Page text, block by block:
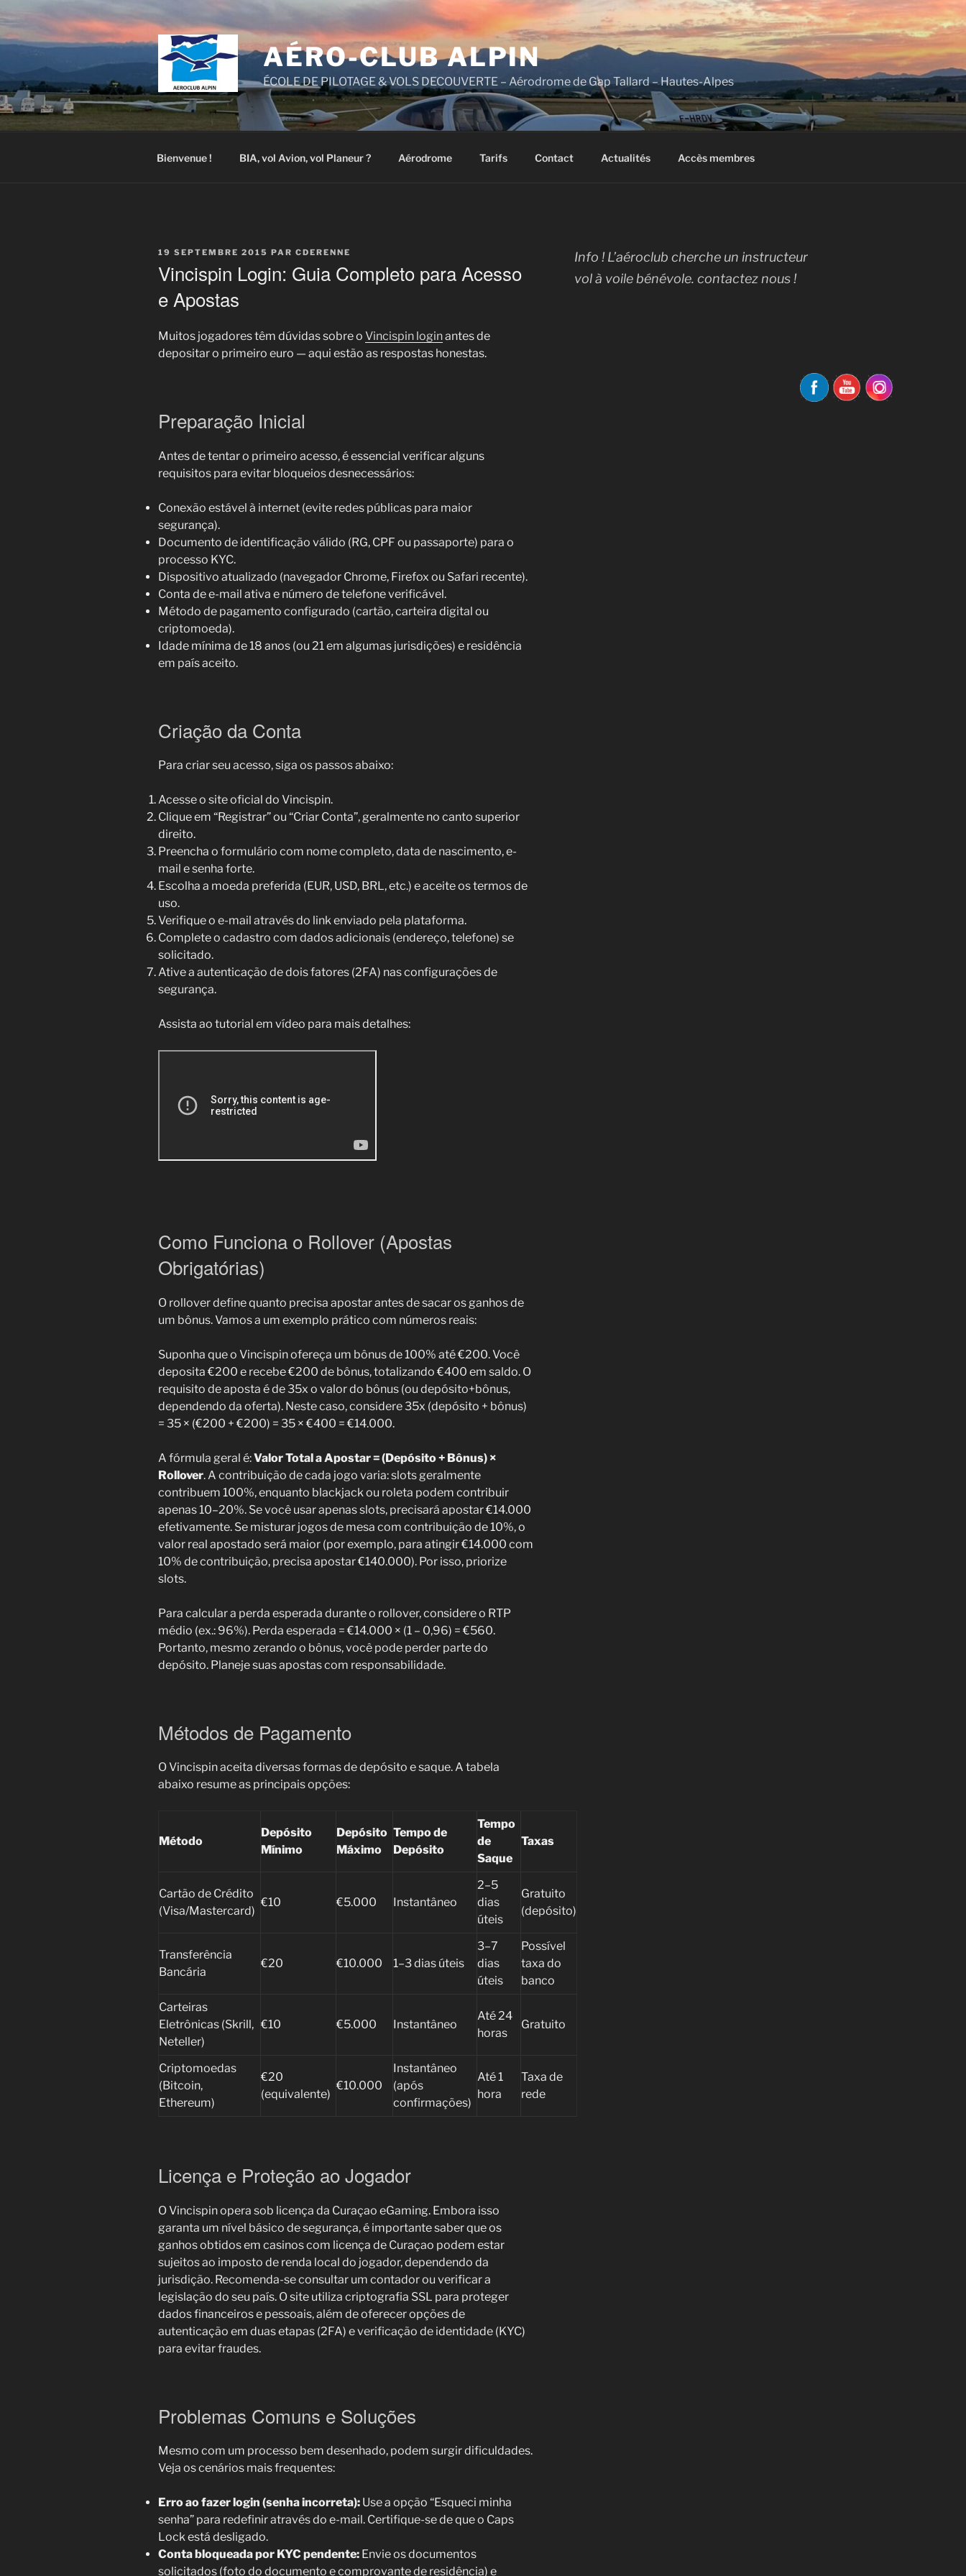
au
contenu
AÉRO-CLUB ALPIN
ÉCOLE DE PILOTAGE & VOLS DECOUVERTE – Aérodrome de Gap Tallard – Hautes-Alpes
Bienvenue ! BIA, vol Avion, vol Planeur ? Aérodrome Tarifs Contact Actualités Accès membres
PUBLIÉ
19 SEPTEMBRE 2015 PAR CDERENNE
Vincispin Login: Guia Completo para Acesso
e Apostas
Muitos jogadores têm dúvidas sobre o Vincispin loginantes de
depositar o primeiro euro — aqui estão as respostas honestas.
Preparação Inicial
Antes de tentar o primeiro acesso, é essencial verificar alguns
requisitos para evitar bloqueios desnecessários:
Conexão estável à internet (evite redes públicas para maior
segurança).
Documento de identificação válido (RG, CPF ou passaporte) para o
processo KYC.
Dispositivo atualizado (navegador Chrome, Firefox ou Safari recente).
Conta de e-mail ativa e número de telefone verificável.
Método de pagamento configurado (cartão, carteira digital ou
criptomoeda).
Idade mínima de 18 anos (ou 21 em algumas jurisdições) e residência
em país aceito.
Criação da Conta
Para criar seu acesso, siga os passos abaixo:
Acesse o site oficial do Vincispin.
Clique em “Registrar” ou “Criar Conta”, geralmente no canto superior
direito.
Preencha o formulário com nome completo, data de nascimento, e-
mail e senha forte.
Escolha a moeda preferida (EUR, USD, BRL, etc.) e aceite os termos de
uso.
Verifique o e-mail através do link enviado pela plataforma.
Complete o cadastro com dados adicionais (endereço, telefone) se
solicitado.
Ative a autenticação de dois fatores (2FA) nas configurações de
segurança.
Assista ao tutorial em vídeo para mais detalhes:
Como Funciona o Rollover (Apostas
Obrigatórias)
O rollover define quanto precisa apostar antes de sacar os ganhos de
um bônus. Vamos a um exemplo prático com números reais:
Suponha que o Vincispin ofereça um bônus de 100% até €200. Você
deposita €200 e recebe €200 de bônus, totalizando €400 em saldo. O
requisito de aposta é de 35x o valor do bônus (ou depósito+bônus,
dependendo da oferta). Neste caso, considere 35x (depósito + bônus)
= 35 × (€200 + €200) = 35 × €400 = €14.000.
A fórmula geral é:Valor Total a Apostar = (Depósito + Bônus) ×
Rollover. A contribuição de cada jogo varia: slots geralmente
contribuem 100%, enquanto blackjack ou roleta podem contribuir
apenas 10–20%. Se você usar apenas slots, precisará apostar €14.000
efetivamente. Se misturar jogos de mesa com contribuição de 10%, o
valor real apostado será maior (por exemplo, para atingir €14.000 com
10% de contribuição, precisa apostar €140.000). Por isso, priorize
slots.
Para calcular a perda esperada durante o rollover, considere o RTP
médio (ex.: 96%). Perda esperada = €14.000 × (1 – 0,96) = €560.
Portanto, mesmo zerando o bônus, você pode perder parte do
depósito. Planeje suas apostas com responsabilidade.
Métodos de Pagamento
O Vincispin aceita diversas formas de depósito e saque. A tabela
abaixo resume as principais opções:
Método
Depósito
Mínimo
Depósito
Máximo
Tempo de
Depósito
Tempo
de
Saque
Taxas
Cartão de Crédito
(Visa/Mastercard)
€10 €5.000 Instantâneo
2–5
dias
úteis
Gratuito
(depósito)
Transferência
Bancária
€20 €10.000 1–3 dias úteis
3–7
dias
úteis
Possível
taxa do
banco
Carteiras
Eletrônicas (Skrill,
Neteller)
€10 €5.000 Instantâneo
Até 24
horas
Gratuito
Criptomoedas
(Bitcoin,
Ethereum)
€20
(equivalente)
€10.000
Instantâneo
(após
confirmações)
Até 1
hora
Taxa de
rede
Licença e Proteção ao Jogador
O Vincispin opera sob licença da Curaçao eGaming. Embora isso
garanta um nível básico de segurança, é importante saber que os
ganhos obtidos em casinos com licença de Curaçao podem estar
sujeitos ao imposto de renda local do jogador, dependendo da
jurisdição. Recomenda-se consultar um contador ou verificar a
legislação do seu país. O site utiliza criptografia SSL para proteger
dados financeiros e pessoais, além de oferecer opções de
autenticação em duas etapas (2FA) e verificação de identidade (KYC)
para evitar fraudes.
Problemas Comuns e Soluções
Mesmo com um processo bem desenhado, podem surgir dificuldades.
Veja os cenários mais frequentes:
Erro ao fazer login (senha incorreta): Use a opção “Esqueci minha
senha” para redefinir através do e-mail. Certifique-se de que o Caps
Lock está desligado.
Conta bloqueada por KYC pendente: Envie os documentos
solicitados (foto do documento e comprovante de residência) e
Info ! L’aéroclub cherche un instructeur
vol à voile bénévole. contactez nous !